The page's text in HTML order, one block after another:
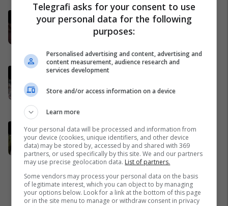
Policia jep detaje për vrasjen në
Ferizaj - viktima një 32 vjeçar, dy
persona ndalohen për 48 orë
Kronika e Zezë
Kafshohet nga nepërka në
tregon për betejën e saj për
Shtatzënia me IVF, Xheneta i
reagon ashpër Xhuli Nurës: Ke
gabuar, ndjenjën e babait nuk
mund t'ia plotësosh kurrë
Yjet
Telegrafi asks for your consent to use
your personal data for the following
purposes:
Personalised advertising and content, advertising and
content measurement, audience research and
services development
Store and/or access information on a device
Learn more
Your personal data will be processed and information from
your device (cookies, unique identifiers, and other device
data) may be stored by, accessed by and shared with 369
partners, or used specifically by this site. We and our partners
may use precise geolocation data. List of partners.
Some vendors may process your personal data on the basis
of legitimate interest, which you can object to by managing
your options below. Look for a link at the bottom of this page
or in the site menu to manage or withdraw consent in privacy